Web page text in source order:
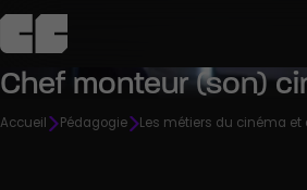
Chef monteur (son)
Accueil Pédagogie Les métiers du cinéma et